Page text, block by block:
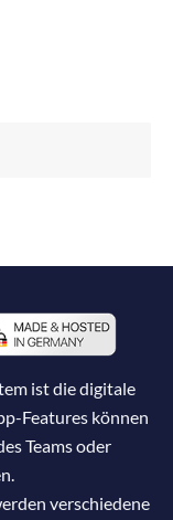
ist die digitale
Features können
Teams oder
verschiedene